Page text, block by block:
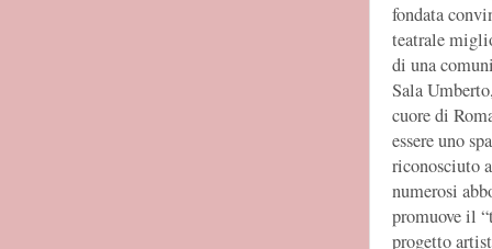
fondata
teatrale
di una
Sala
cuore di
essere uno
riconosciuto
numerosi
promuove il
progetto